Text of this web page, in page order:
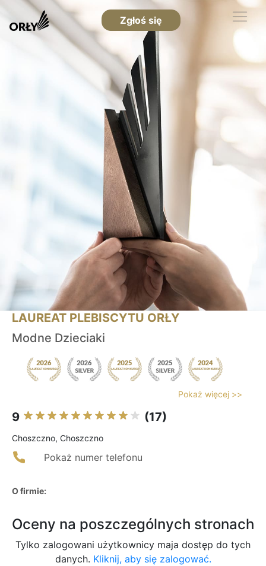
Zgłoś się
LAUREAT PLEBISCYTU ORŁY
Modne Dzieciaki
Pokaż więcej >>
9 (17)
Choszczno, Choszczno
Pokaż numer telefonu
O firmie:
Oceny na poszczególnych stronach
Tylko zalogowani użytkownicy maja dostęp do tych
danych. Kliknij, aby się zalogować.